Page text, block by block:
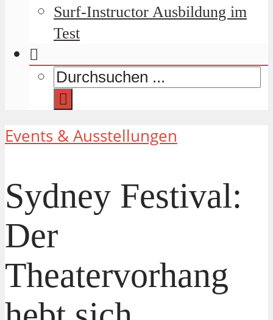
Surf-Instructor Ausbildung im
Test
Events & Ausstellungen
Sydney Festival:
Der
Theatervorhang